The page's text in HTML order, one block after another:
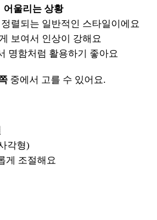
어울리는 상황
렬되는 일반적인 스타일이에요
보여서 인상이 강해요
명함처럼 활용하기 좋아요
중에서 고를 수 있어요.
각형)
게 조절해요